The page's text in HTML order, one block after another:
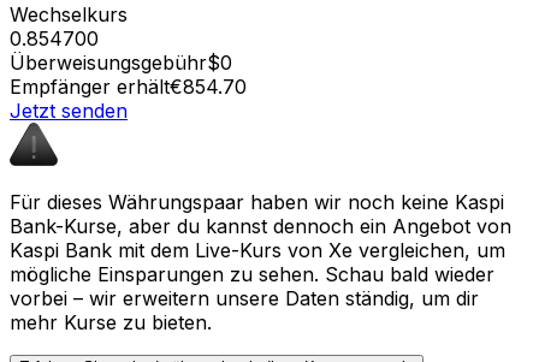
Wechselkurs
0.854700
Überweisungsgebühr$0
Empfänger erhält€854.70
Jetzt senden
Für dieses Währungspaar haben wir noch keine Kaspi
Bank-Kurse, aber du kannst dennoch ein Angebot von
Kaspi Bank mit dem Live-Kurs von Xe vergleichen, um
mögliche Einsparungen zu sehen. Schau bald wieder
vorbei – wir erweitern unsere Daten ständig, um dir
mehr Kurse zu bieten.